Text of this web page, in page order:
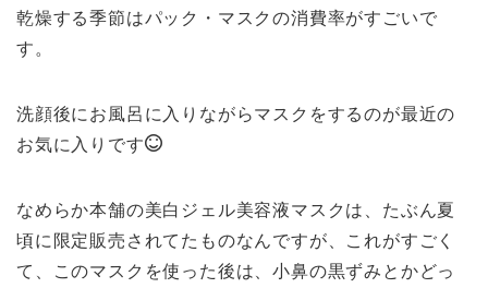
乾燥する季節はパック・マスクの消費率がすごいで
す。
洗顔後にお風呂に入りながらマスクをするのが最近の
お気に入りです
なめらか本舗の美白ジェル美容液マスクは、たぶん夏
頃に限定販売されてたものなんですが、これがすごく
て、このマスクを使った後は、小鼻の黒ずみとかどっ